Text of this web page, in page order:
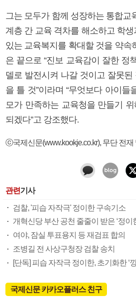
그는 모두가 함께 성장하는 통합교
계층 간 교육 격차를 해소하고 학
있는 교육복지를 확대할 것을 약속
은 끝으로 “진보 교육감이 잘한 정
델로 발전시켜 나갈 것이고 잘못
을 틀 것”이라며 “무엇보다 아이들
모가 만족하는 교육청을 만들기
되겠다”고 강조했다.
ⓒ국제신문(www.kookje.co.kr), 무단 전재
관련기사
검찰, '피습 자작극' 정이한 구속기소
개혁신당 부산 공천 줄줄이 받은 ‘정이
여야, 잠실 투표용지 등 재검표 합의
조병길 전 사상구청장 검찰 송치
[단독] 피습 자작극 정이한, 초기화한 ‘
국제신문 카카오플러스 친구